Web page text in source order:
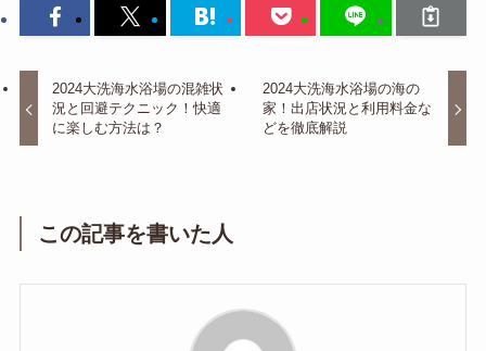
2024大洗海水浴場の混雑状
況と回避テクニック！快適
に楽しむ方法は？
2024大洗海水浴場の海の
家！出店状況と利用料金な
どを徹底解説
この記事を書いた人